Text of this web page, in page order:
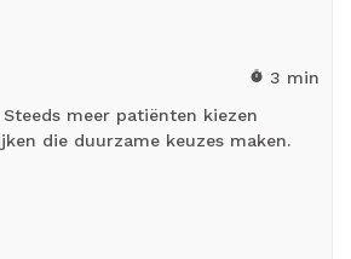
timer 3 min
meer patiënten kiezen
die duurzame keuzes maken.